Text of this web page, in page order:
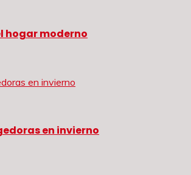
hogar moderno
en invierno